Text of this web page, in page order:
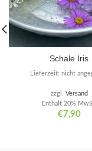
Schale Iris
€7,90
Enthält 20%
zzgl. Versand
Lieferzeit: nicht